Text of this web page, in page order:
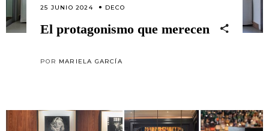
25 JUNIO 2024 DECO
El protagonismo que merecen
POR MARIELA GARCÍA